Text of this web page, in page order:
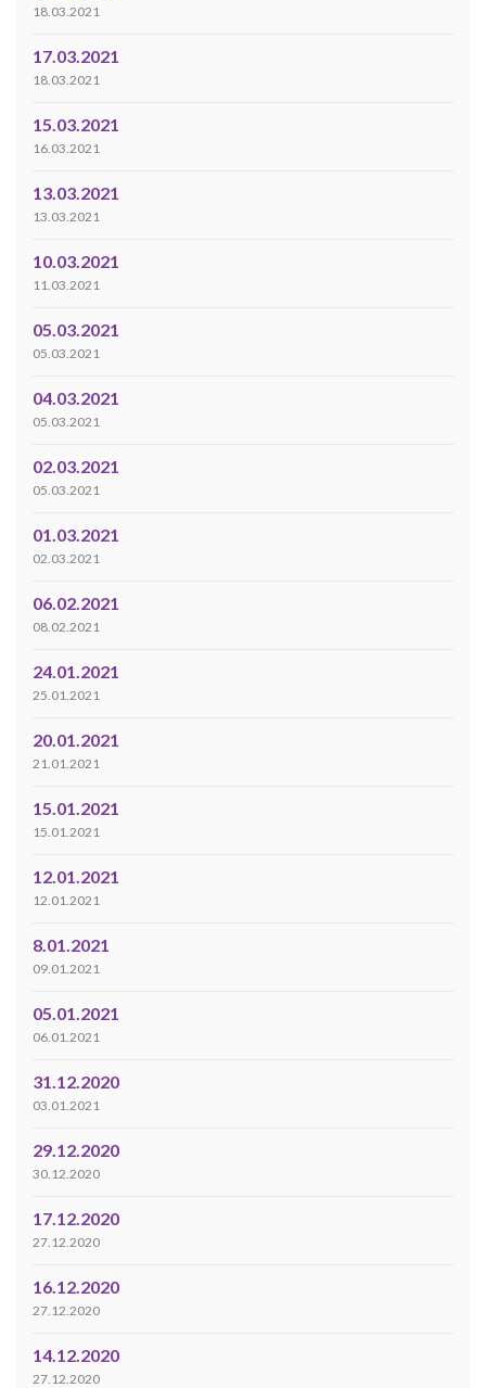
18.03.2021
17.03.2021
18.03.2021
15.03.2021
16.03.2021
13.03.2021
13.03.2021
10.03.2021
11.03.2021
05.03.2021
05.03.2021
04.03.2021
05.03.2021
02.03.2021
05.03.2021
01.03.2021
02.03.2021
06.02.2021
08.02.2021
24.01.2021
25.01.2021
20.01.2021
21.01.2021
15.01.2021
15.01.2021
12.01.2021
12.01.2021
8.01.2021
09.01.2021
05.01.2021
06.01.2021
31.12.2020
03.01.2021
29.12.2020
30.12.2020
17.12.2020
27.12.2020
16.12.2020
27.12.2020
14.12.2020
27.12.2020